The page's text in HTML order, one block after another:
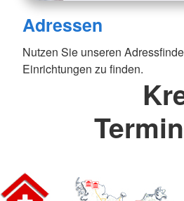
Adressen
Nutzen Sie unseren
Einrichtungen zu finden.